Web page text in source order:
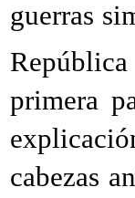
guerras
primera
cabezas